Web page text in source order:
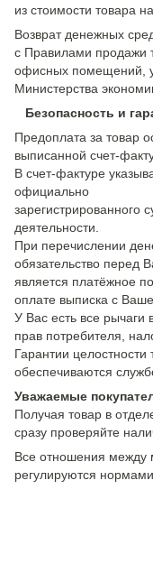
из стоимости товара
Возврат денежных
с Правилами продажи
офисных помещений,
Министерства
Безопасность и
Предоплата за товар
выписанной счет-
В счет-фактуре
официально
зарегистрированного
деятельности.
При перечислении
обязательство
является платёжное
оплате выписка с
У Вас есть все
прав потребителя,
Гарантии целостности
обеспечиваются
Уважаемые
Получая товар в
сразу проверяйте
Все отношения между
регулируются